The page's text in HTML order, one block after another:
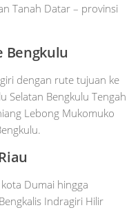
Tanah Datar – provinsi
Bengkulu
dengan rute tujuan ke
Selatan Bengkulu Tengah
Lebong Mukomuko
Dumai hingga
Indragiri Hilir